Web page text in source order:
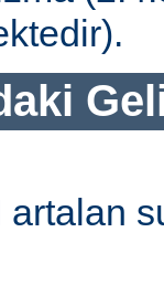
artalan